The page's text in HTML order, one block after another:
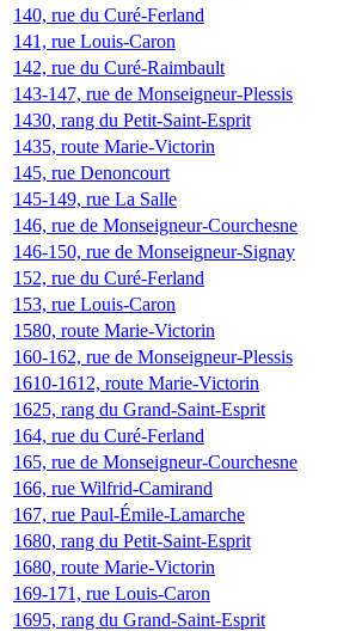
140, rue du Curé-Ferland
141, rue Louis-Caron
142, rue du Curé-Raimbault
143-147, rue de Monseigneur-Plessis
1430, rang du Petit-Saint-Esprit
1435, route Marie-Victorin
145, rue Denoncourt
145-149, rue La Salle
146, rue de Monseigneur-Courchesne
146-150, rue de Monseigneur-Signay
152, rue du Curé-Ferland
153, rue Louis-Caron
1580, route Marie-Victorin
160-162, rue de Monseigneur-Plessis
1610-1612, route Marie-Victorin
1625, rang du Grand-Saint-Esprit
164, rue du Curé-Ferland
165, rue de Monseigneur-Courchesne
166, rue Wilfrid-Camirand
167, rue Paul-Émile-Lamarche
1680, rang du Petit-Saint-Esprit
1680, route Marie-Victorin
169-171, rue Louis-Caron
1695, rang du Grand-Saint-Esprit